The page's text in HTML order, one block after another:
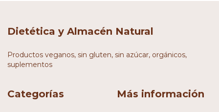
Dietética y Almacén Natural
Productos veganos, sin gluten, sin azúcar, orgánicos,
suplementos
Categorías Más información